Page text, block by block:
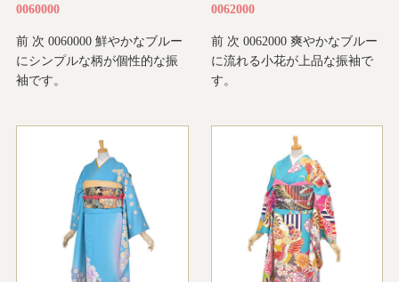
0060000
前 次 0060000 鮮やかなブルー
にシンプルな柄が個性的な振
袖です。
0062000
前 次 0062000 爽やかなブルー
に流れる小花が上品な振袖で
す。